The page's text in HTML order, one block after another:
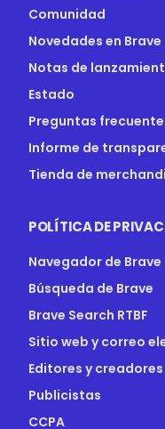
Comunidad
Novedades en Brave
Notas de
Estado
Preguntas
Informe de
Tienda de
POLÍTICA DE
Navegador de Brave
Búsqueda de Brave
Brave Search RTBF
Sitio web y correo
Editores y creadores
Publicistas
CCPA